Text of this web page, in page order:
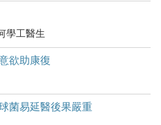
學工醫生
欲助康復
菌易延醫後果嚴重